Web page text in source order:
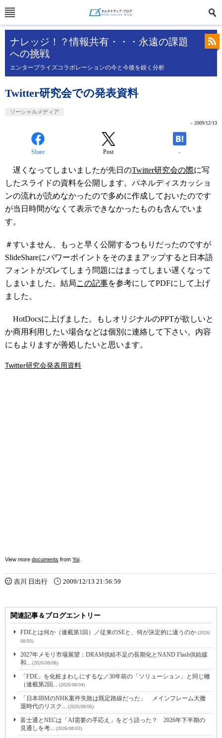
ナレッジ！？情報共有・・・永遠の課題
への挑戦
エンタープライズコラボレーションの今と今後を鋭く分析
Twitter研究会での発表資料
ソーシャルメディア
» 2009/12/13
Share Post -
遅くなってしまいましたが先日のTwitter研究会の際に写
したスライドの資料を公開します。パネルディスカッショ
ンの流れが読めなかったので多めに作成しておいたのです
が当日時間がなくて表示できなかったものも含んでいま
す。
＃すいません、もっと早く公開するつもりだったのですが
SlideShareにパワーポイントをそのままアップすると日本語
フォントがズレてしまう問題にはまってしまい遅くなって
しまいました。結局この記事を参考にしてPDFにして上げ
ました。
HotDocsに上げました。もしオリジナルのPPTが欲しいと
か商用利用したい場合などは個別に連絡して下さい。内容
にもよりますが善処したいと思います。
Twitter研究会発表用資料
View more documents from Yoi
吉川 日出行 2009/12/13 21:56:59
関連記事＆ブログエントリー
FDEとは何か（連載第1回）／従来のSEと、何が決定的に違うのか (2026/
08/03)
2027年メモリ市場展望：DRAM供給不足の長期化とNAND Flash供給緩
和... (2026/08/08)
「FDE」を化粧まわしにするな／30年前の「ソリューション」と同じ轍
（連載第2回... (2026/08/04)
「日本IBMのNHK案件失敗は既定路線だった」 メインフレーム大撤
退時代のリスク... (2026/08/06)
富士通とNECは「AI需要の手応え」をどう語った？ 2026年下半期の
見通しを考... (2026/08/03)